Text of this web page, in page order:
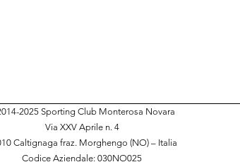
2025 Sporting Club Monterosa Novara
Via XXV Aprile n. 4
Caltignaga fraz. Morghengo (NO) – Italia
Codice Aziendale: 030NO025​